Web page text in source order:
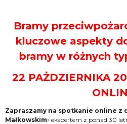
Bramy
kluczowe aspekty
bramy w różnych
22 PAŻDZIERNIKA
Zapraszamy na spotkanie online z
Małkowskim- ekspertem z ponad 30